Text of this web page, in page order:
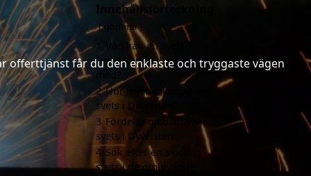
offerttjänst får du den enklaste och tryggaste vägen
Innehållsförteckning
gömma
Vad kan en svets i
Dyvelsten hjälpa till
2 Hur mycket kostar en
svets i Dyvelsten?
3 Fördelar med att välja
svets i Dyvelsten
4 Sök efter en skicklig
svets i de omgivande